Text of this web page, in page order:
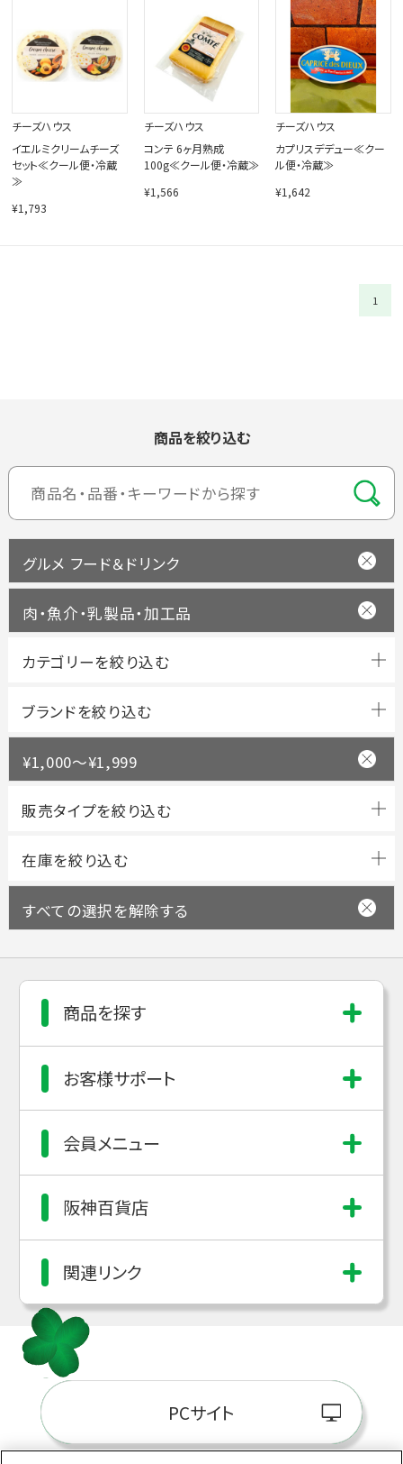
チーズハウス
イエルミクリームチーズ
セット≪クール便・冷蔵
≫
¥1,793
チーズハウス
コンテ 6ヶ月熟成
100g≪クール便・冷蔵≫
¥1,566
チーズハウス
カプリスデデュー≪クー
ル便・冷蔵≫
¥1,642
1
商品を絞り込む
グルメ フード＆ドリンク
肉・魚介・乳製品・加工品
ブランドを絞り込む
¥1,000～¥1,999
すべての選択を解除する
商品を探す
お客様サポート
会員メニュー
阪神百貨店
関連リンク
PCサイト